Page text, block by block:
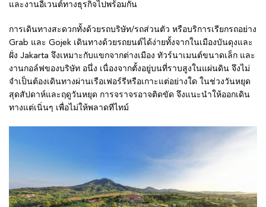
และงานอีเวนต์ทางธุรกิจไปพร้อมกัน
การเดินทางสะดวกทั้งด้วยรถบริษัท/รถส่วนตัว หรือบริการเรียกรถอย่าง
Grab และ Gojek เดินทางด้วยรถยนต์ได้ง่ายทั้งจากในเมืองบันดุงและ
ฝั่ง Jakarta จึงเหมาะกับแขกจากต่างเมือง ทัวร์นาเมนต์ขนาดเล็ก และ
งานกอล์ฟของบริษัท อนึ่ง เนื่องจากตั้งอยู่บนที่ราบสูงในแผ่นดิน จึงไม่
จำเป็นต้องเดินทางผ่านเรือเฟอร์รีหรือเกาะแต่อย่างใด ในช่วงวันหยุด
สุดสัปดาห์และฤดูวันหยุด การจราจรอาจติดขัด จึงแนะนำให้ออกเดิน
ทางแต่เนิ่นๆ เพื่อไม่ให้พลาดทีไทม์